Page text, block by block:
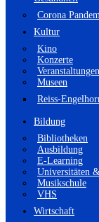
Corona
Kultur
Kino
Konzerte
Veranstaltungen
Museen
Reiss-
Bildung
Bibliotheken
Ausbildung
E-Learning
Universitäten
Musikschule
VHS
Wirtschaft